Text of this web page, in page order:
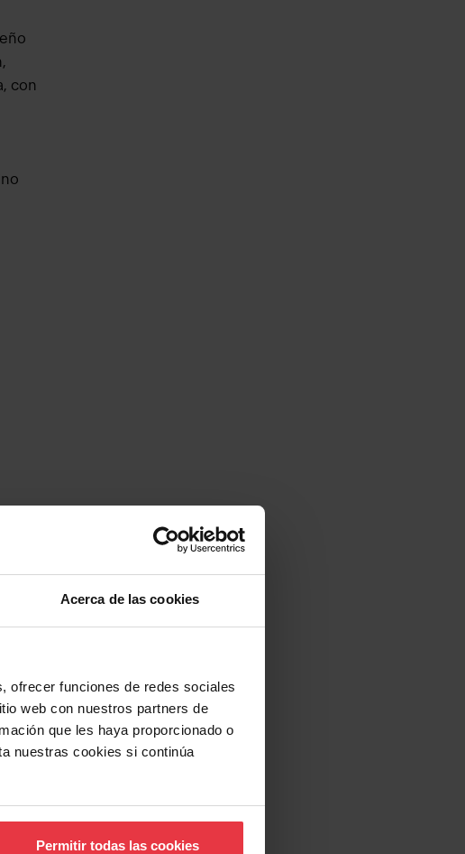
Acerca de las cookies
ofrecer funciones de redes sociales
web con nuestros partners de
que les haya proporcionado o
nuestras cookies si continúa
Permitir todas las cookies
con